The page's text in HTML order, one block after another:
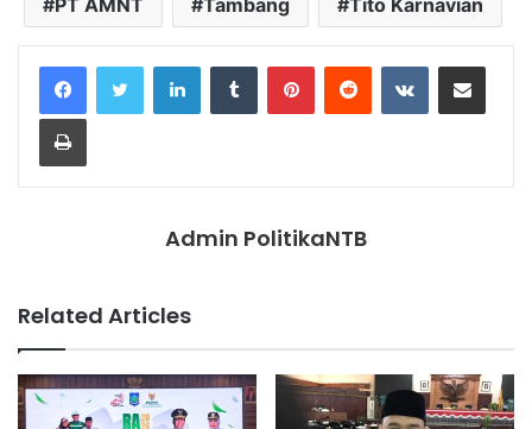
LinkedInTumblr PinterestReddit VKontakteShare via Email
Print
Admin PolitikaNTB
Related Articles